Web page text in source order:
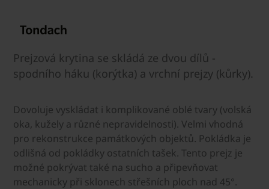
Prejzová krytina se skládá ze dvou dílů -
spodního háku (korýtka) a vrchní prejzy (kůrky).
Dovoluje vyskládat i komplikované oblé tvary (volská
oka, kužely a různé nepravidelnosti). Velmi vhodná
pro rekonstrukce památkových objektů. Pokládka je
odlišná od pokládky ostatních tašek. Tento prejz je
možné pokrývat také na sucho a připevňovat
mechanicky při sklonech střešních ploch nad 45°.